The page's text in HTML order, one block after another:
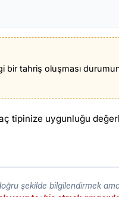
bir tahriş oluşması
tipinize uygunluğu
şekilde bilgilendirmek